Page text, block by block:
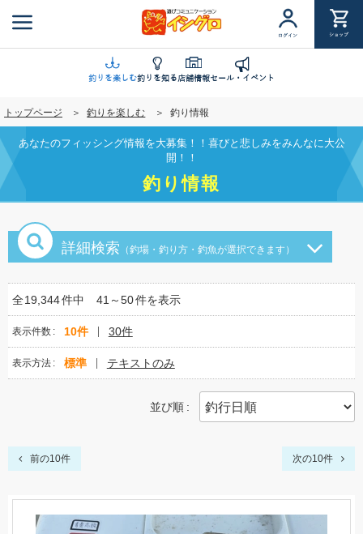
ン
に
移
動
ログイン ショップ
釣りを楽しむ釣りを知る店舗情報セール・イベント
トップページ 釣りを楽しむ 釣り情報
あなたのフィッシング情報を大募集！！喜びと悲しみをみんなに大公
開！！
釣り情報
詳細検索 （釣場・釣り方・釣魚が選択できます）
全19,344件中 41～50件を表示
表示件数 10件 30件
表示方法 標準 テキストのみ
並び順
前の10件 次の10件